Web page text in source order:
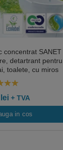
concentrat SANET
detartrant pentru
toalete, cu miros
A+ de catre Air
Cradle-to-Cradle,
complet
lei + TVA
in cos